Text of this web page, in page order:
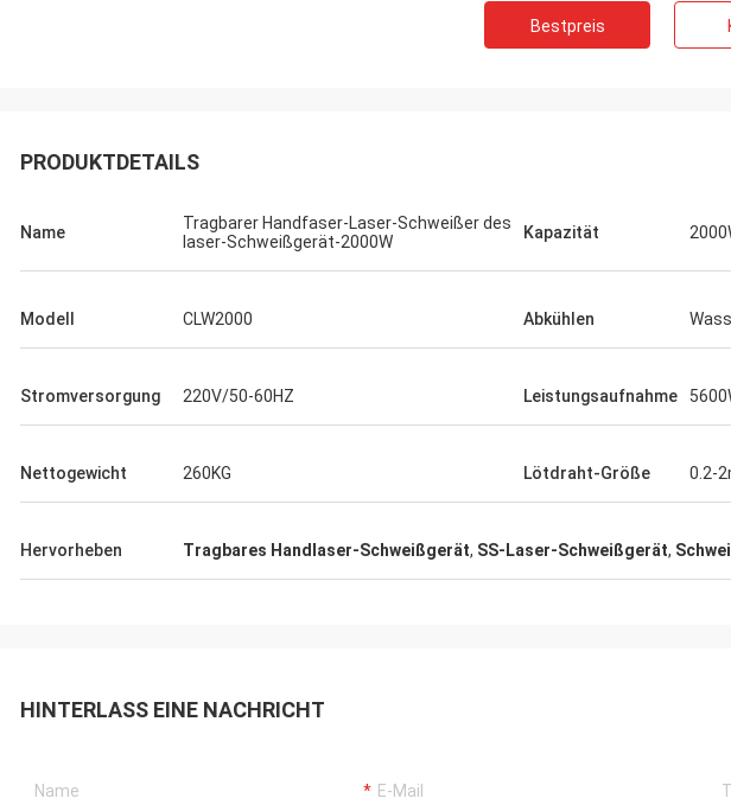
Bestpreis
PRODUKTDETAILS
Name
Tragbarer Handfaser-Laser-Schweißer des
laser-Schweißgerät-2000W
Kapazität
Modell CLW2000 Abkühlen
Stromversorgung 220V/50-60HZ Leistungsaufnahme
Nettogewicht 260KG Lötdraht-Größe 0.2-
Hervorheben Tragbares Handlaser-Schweißgerät, SS-Laser-Schweißgerät,
HINTERLASS EINE NACHRICHT